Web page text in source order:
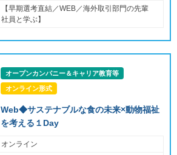
【早期選考直結／WEB／海外取引部門の先輩
社員と学ぶ】
オープンカンパニー＆キャリア教育等
オンライン形式
Web◆サステナブルな食の未来×動物福祉
を考える１Day
オンライン